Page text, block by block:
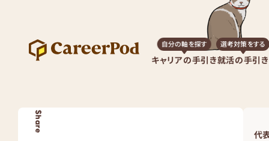
キャリアの手引き
自分の軸を探す
就活の手引き
選考対策をする
Share
代